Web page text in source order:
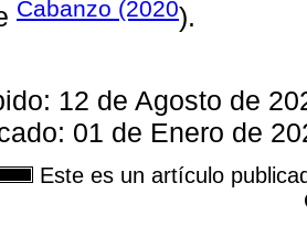
Cabanzo (2020).
12 de Agosto de
01 de Enero de
Este es un artículo